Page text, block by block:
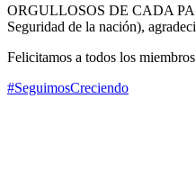
ORGULLOSOS DE CADA
Seguridad de la nación),
Felicitamos a todos los
#SeguimosCreciendo